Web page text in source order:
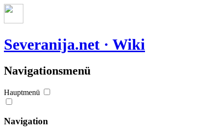
Severanija.net · Wiki
Navigationsmenü
Hauptmenü
Navigation